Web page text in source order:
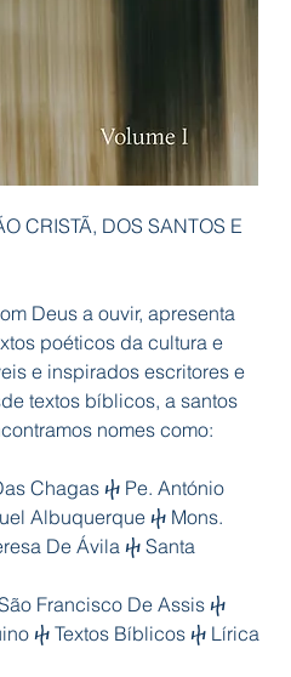
CRISTÃ, DOS SANTOS E
Deus a ouvir, apresenta
poéticos da cultura e
e inspirados escritores e
textos bíblicos, a santos
nomes como:
Chagas ⴕ Pe. António
Albuquerque ⴕ Mons.
De Ávila ⴕ Santa
Francisco De Assis ⴕ
ⴕ Textos Bíblicos ⴕ Lírica